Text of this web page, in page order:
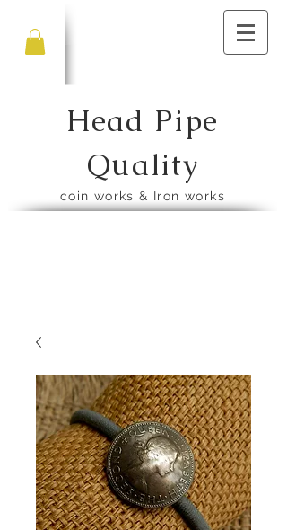
Head Pipe
Quality
​coin works & Iron works